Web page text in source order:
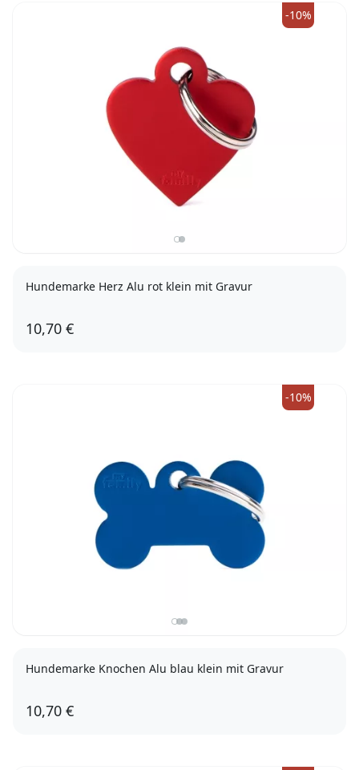
-10%
Hundemarke Herz Alu rot klein mit Gravur
10,70 €
-10%
Hundemarke Knochen Alu blau klein mit Gravur
10,70 €